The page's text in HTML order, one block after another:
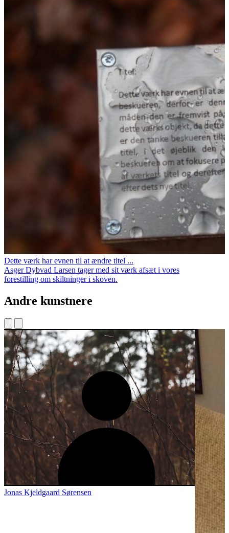
Dette værk har evnen til at ændre titel ...
Asger Dybvad Larsen tager med sit værk afsæt i vores
forestilling om skiltninger i skoven.
Andre kunstnere
Jonas Kjeldgaard Sørensen